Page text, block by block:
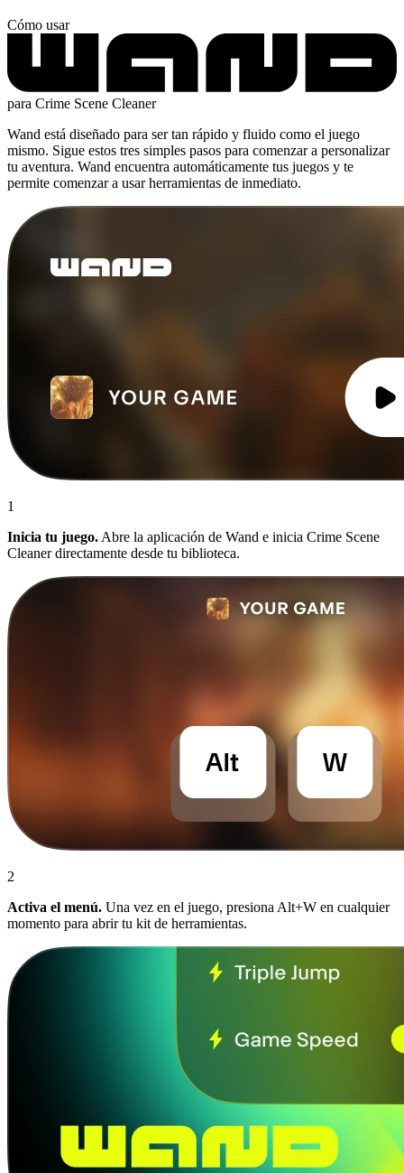
Cómo usar
para Crime Scene Cleaner
Wand está diseñado para ser tan rápido y fluido como el juego
mismo. Sigue estos tres simples pasos para comenzar a personalizar
tu aventura. Wand encuentra automáticamente tus juegos y te
permite comenzar a usar herramientas de inmediato.
1
Inicia tu juego. Abre la aplicación de Wand e inicia Crime Scene
Cleaner directamente desde tu biblioteca.
2
Activa el menú. Una vez en el juego, presiona Alt+W en cualquier
momento para abrir tu kit de herramientas.